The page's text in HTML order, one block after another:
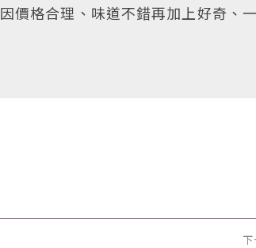
價格合理、味道不錯再加上好奇、